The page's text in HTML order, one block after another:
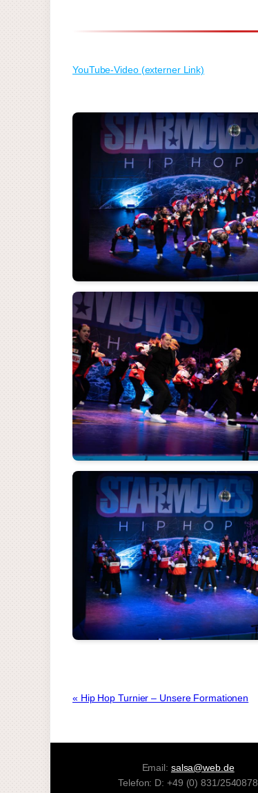
YouTube-Video (externer Link)
« Hip Hop Turnier – Unsere Formationen
Email: salsa@web.de
Telefon: D: +49 (0) 831/2540878